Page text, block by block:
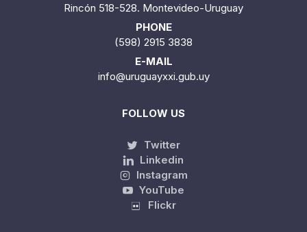
Rincón 518-528. Montevideo-Uruguay
PHONE
(598) 2915 3838
E-MAIL
info@uruguayxxi.gub.uy
FOLLOW US
Twitter
Linkedin
Instagram
YouTube
Flickr